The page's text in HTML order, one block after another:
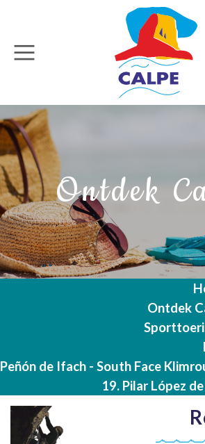
Overslaan en naar de inhoud gaan
Zoeken
Ontdek
Ontdek
Peñón de Ifach - South Face
19. Pilar López